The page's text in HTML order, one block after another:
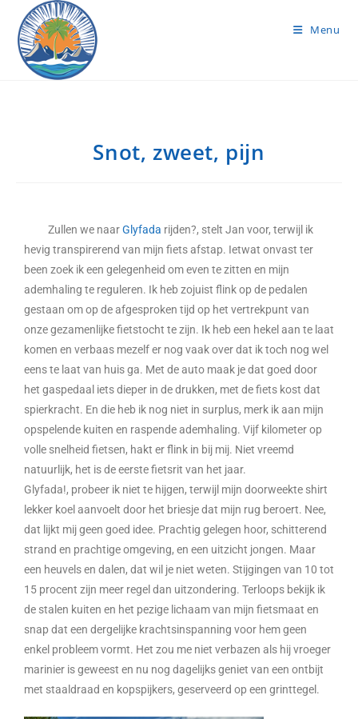
Menu
Snot, zweet, pijn
Zullen we naarGlyfada rijden?, stelt Jan voor, terwijl ik
hevig transpirerend van mijn fiets afstap. Ietwat onvast ter
been zoek ik een gelegenheid om even te zitten en mijn
ademhaling te reguleren. Ik heb zojuist flink op de pedalen
gestaan om op de afgesproken tijd op het vertrekpunt van
onze gezamenlijke fietstocht te zijn. Ik heb een hekel aan te laat
komen en verbaas mezelf er nog vaak over dat ik toch nog wel
eens te laat van huis ga. Met de auto maak je dat goed door
het gaspedaal iets dieper in de drukken, met de fiets kost dat
spierkracht. En die heb ik nog niet in surplus, merk ik aan mijn
opspelende kuiten en raspende ademhaling. Vijf kilometer op
volle snelheid fietsen, hakt er flink in bij mij. Niet vreemd
natuurlijk, het is de eerste fietsrit van het jaar.
Glyfada!, probeer ik niet te hijgen, terwijl mijn doorweekte shirt
lekker koel aanvoelt door het briesje dat mijn rug beroert. Nee,
dat lijkt mij geen goed idee. Prachtig gelegen hoor, schitterend
strand en prachtige omgeving, en een uitzicht jongen. Maar
een heuvels en dalen, dat wil je niet weten. Stijgingen van 10 tot
15 procent zijn meer regel dan uitzondering. Terloops bekijk ik
de stalen kuiten en het pezige lichaam van mijn fietsmaat en
snap dat een dergelijke krachtsinspanning voor hem geen
enkel probleem vormt. Het zou me niet verbazen als hij vroeger
marinier is geweest en nu nog dagelijks geniet van een ontbijt
met staaldraad en kopspijkers, geserveerd op een grinttegel.